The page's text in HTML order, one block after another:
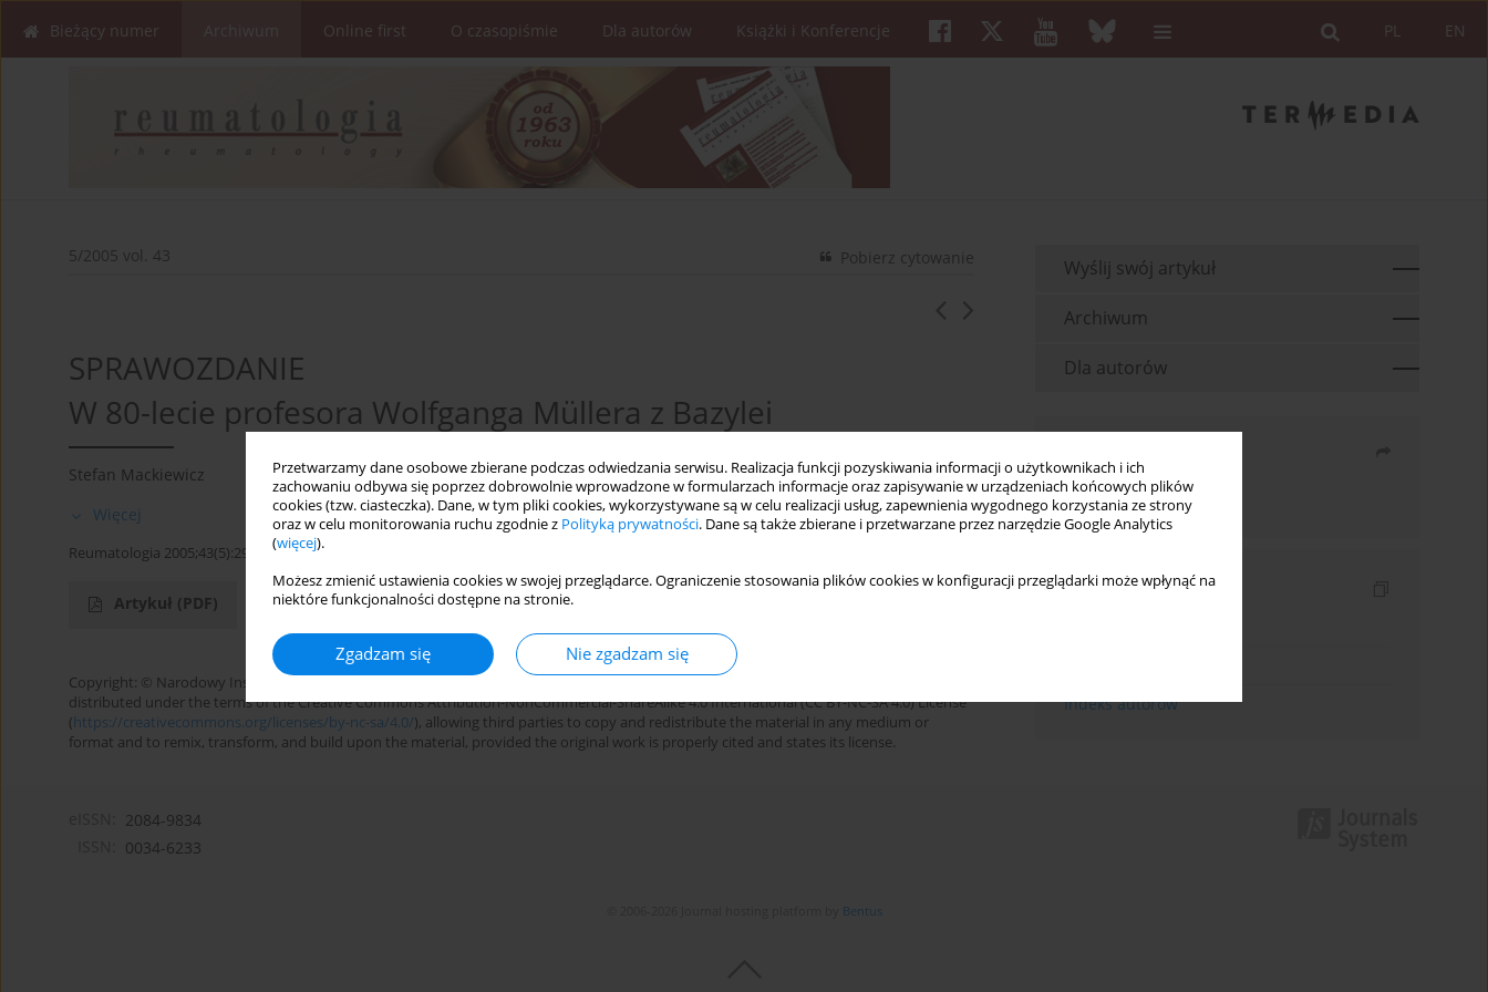
Przetwarzamy dane osobowe zbierane podczas odwiedzania serwisu. Realizacja funkcji pozyskiwania informacji o użytkownikach i ich
zachowaniu odbywa się poprzez dobrowolnie wprowadzone w formularzach informacje oraz zapisywanie w urządzeniach końcowych plików
cookies (tzw. ciasteczka). Dane, w tym pliki cookies, wykorzystywane są w celu realizacji usług, zapewnienia wygodnego korzystania ze strony
oraz w celu monitorowania ruchu zgodnie z Polityką prywatności. Dane są także zbierane i przetwarzane przez narzędzie Google Analytics
(więcej).
Możesz zmienić ustawienia cookies w swojej przeglądarce. Ograniczenie stosowania plików cookies w konfiguracji przeglądarki może wpłynąć na
niektóre funkcjonalności dostępne na stronie.
Zgadzam się Nie zgadzam się
EN
PL
Bieżący numer Online first O czasopiśmie Dla autorów Książki i Konferencje
5/2005 vol. 43 Pobierz cytowanie
SPRAWOZDANIE
W 80-lecie profesora Wolfganga Müllera z Bazylei
Stefan Mackiewicz
Więcej
Reumatologia 2005;43(5):297
Artykuł (PDF)
Copyright: © Narodowy Instytut Geriatrii, Reumatologii i Rehabilitacji w Warszawie. This is an Open Access journal, all articles are
distributed under the terms of the Creative Commons Attribution-NonCommercial-ShareAlike 4.0 International (CC BY-NC-SA 4.0) License
(https://creativecommons.org/licenses/by-nc-sa/4.0/), allowing third parties to copy and redistribute the material in any medium or
format and to remix, transform, and build upon the material, provided the original work is properly cited and states its license.
Wyślij swój artykuł
Archiwum
Dla autorów
Wyślij mailem
Indeksy
Indeks autorów
2084-9834
0034-6233
Bentus